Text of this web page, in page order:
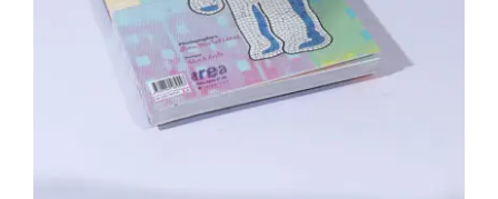
Area revue n°29 – Les Frigos